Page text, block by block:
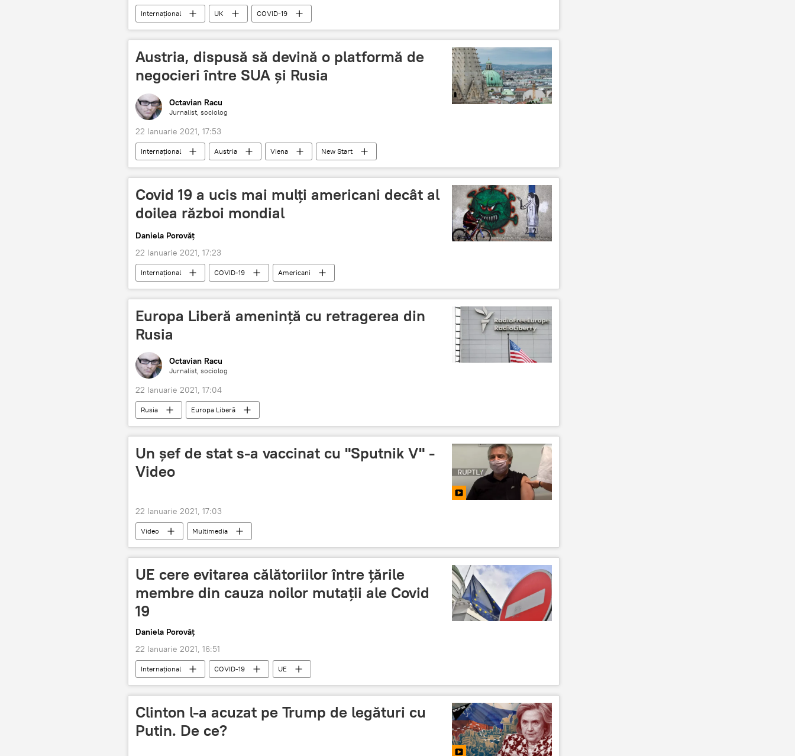
Internaţional UK COVID-19
Austria, dispusă să devină o platformă de
negocieri între SUA și Rusia
Octavian Racu
Jurnalist, sociolog
22 Ianuarie 2021, 17:53
Internaţional Austria Viena New Start
Covid 19 a ucis mai mulți americani decât al
doilea război mondial
Daniela Porovăț
22 Ianuarie 2021, 17:23
Internaţional COVID-19 Americani
Europa Liberă amenință cu retragerea din
Rusia
Octavian Racu
Jurnalist, sociolog
22 Ianuarie 2021, 17:04
Rusia Europa Liberă
Un șef de stat s-a vaccinat cu "Sputnik V" -
Video
22 Ianuarie 2021, 17:03
Video Multimedia
UE cere evitarea călătoriilor între țările
membre din cauza noilor mutații ale Covid
19
Daniela Porovăț
22 Ianuarie 2021, 16:51
Internaţional COVID-19 UE
Clinton l-a acuzat pe Trump de legături cu
Putin. De ce?